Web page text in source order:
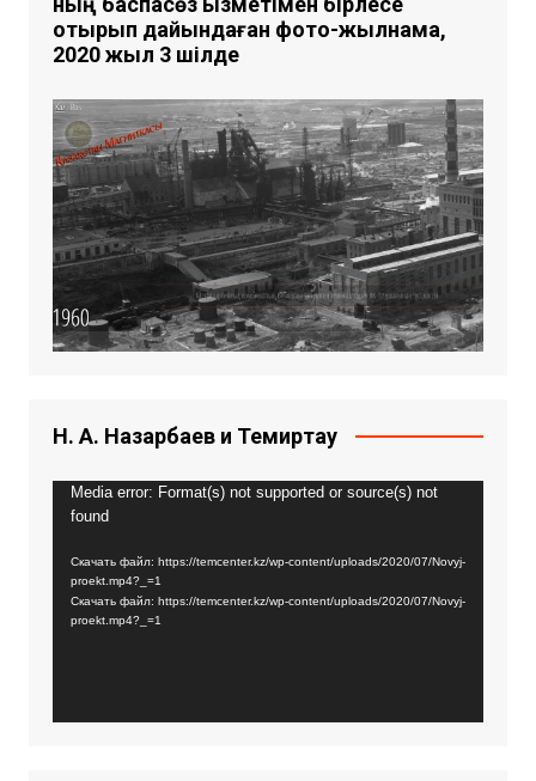
отырып дайындаған фото-жылнама,
2020 жыл 3 шілде
Н. А. Назарбаев и Темиртау
Видеоплеер
Media error: Format(s) not supported or source(s) not
found
Скачать файл: https://temcenter.kz/wp-content/uploads/2020/07/Novyj-
proekt.mp4?_=1
Скачать файл: https://temcenter.kz/wp-content/uploads/2020/07/Novyj-
proekt.mp4?_=1